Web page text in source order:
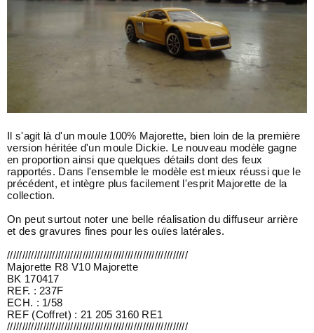
Il s'agit là d'un moule 100% Majorette, bien loin de la première
version héritée d'un moule Dickie. Le nouveau modèle gagne
en proportion ainsi que quelques détails dont des feux
rapportés. Dans l'ensemble le modèle est mieux réussi que le
précédent, et intègre plus facilement l'esprit Majorette de la
collection.
On peut surtout noter une belle réalisation du diffuseur arrière
et des gravures fines pour les ouïes latérales.
////////////////////////////////////////////////////////////
Majorette R8 V10 Majorette
BK 170417
REF. : 237F
ECH. : 1/58
REF (Coffret) : 21 205 3160 RE1
////////////////////////////////////////////////////////////